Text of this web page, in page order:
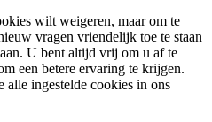
wilt weigeren, maar om te
vragen vriendelijk toe te staan
U bent altijd vrij om u af te
een betere ervaring te krijgen.
ingestelde cookies in ons